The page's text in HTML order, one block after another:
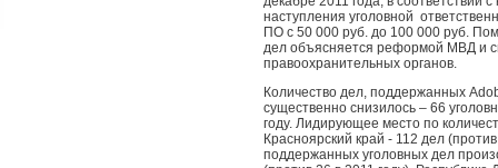
наступления уголовной
ПО с 50 000 руб. до 100 000 руб.
дел объясняется реформой МВД и
правоохранительных органов.
Количество дел, поддержанных
существенно снизилось – 66
году. Лидирующее место по
Красноярский край - 112 дел
поддержанных уголовных дел